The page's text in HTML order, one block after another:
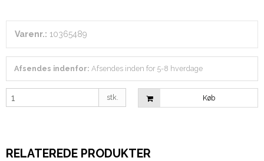
Varenr.: 10365489
Afsendes indenfor: Afsendes inden for 5-8 hverdage
stk. Køb
RELATEREDE PRODUKTER